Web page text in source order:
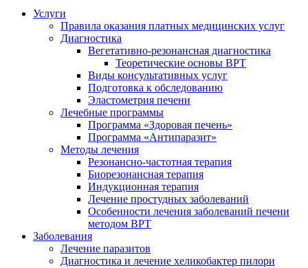
Услуги
Правила оказания платных медицинских услуг
Диагностика
Вегетативно-резонансная диагностика
Теоретические основы ВРТ
Виды консультативных услуг
Подготовка к обследованию
Эластометрия печени
Лечебные программы
Программа «Здоровая печень»
Программа «Антипаразит»
Методы лечения
Резонансно-частотная терапия
Биорезонансная терапия
Индукционная терапия
Лечение простудных заболеваний
Особенности лечения заболеваний печени
методом ВРТ
Заболевания
Лечение паразитов
Диагностика и лечение хеликобактер пилори